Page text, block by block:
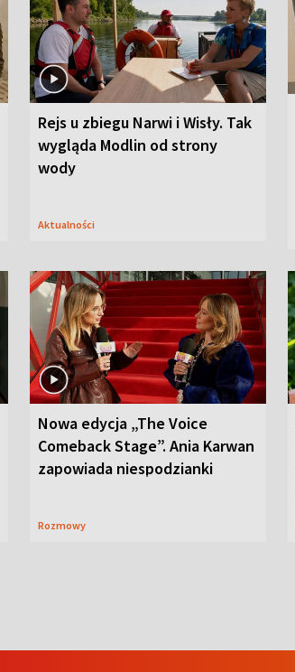
Rejs u zbiegu Narwi i Wisły. Tak
wygląda Modlin od strony
wody
Aktualności
Nowa edycja „The Voice
Comeback Stage”. Ania Karwan
zapowiada niespodzianki
Rozmowy